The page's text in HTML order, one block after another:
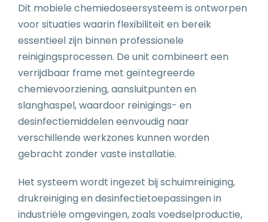
Dit mobiele chemiedoseersysteem is ontworpen
voor situaties waarin flexibiliteit en bereik
essentieel zijn binnen professionele
reinigingsprocessen. De unit combineert een
verrijdbaar frame met geïntegreerde
chemievoorziening, aansluitpunten en
slanghaspel, waardoor reinigings- en
desinfectiemiddelen eenvoudig naar
verschillende werkzones kunnen worden
gebracht zonder vaste installatie.
Het systeem wordt ingezet bij schuimreiniging,
drukreiniging en desinfectietoepassingen in
industriële omgevingen, zoals voedselproductie,